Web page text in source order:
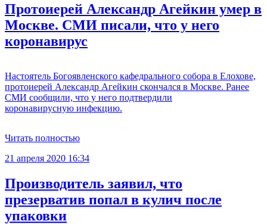
Протоиерей Александр Агейкин умер в
Москве. СМИ писали, что у него
коронавирус
Настоятель Богоявленского кафедрального собора в Елохове,
протоиерей Александр Агейкин скончался в Москве. Ранее
СМИ сообщили, что у него подтвердили
коронавирусную инфекцию.
Читать полностью
21 апреля 2020 16:34
Производитель заявил, что
презерватив попал в кулич после
упаковки